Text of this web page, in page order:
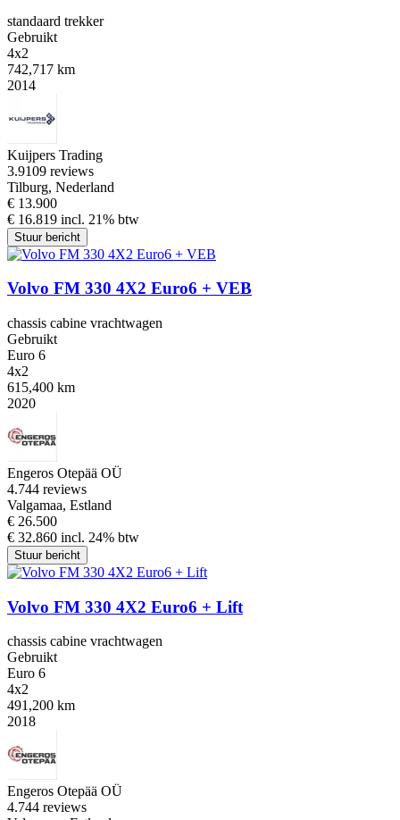
standaard trekker
Gebruikt
4x2
742,717 km
2014
Kuijpers Trading
3.9109 reviews
Tilburg, Nederland
€ 13.900
€ 16.819 incl. 21% btw
Stuur bericht
Volvo FM 330 4X2 Euro6 + VEB
chassis cabine vrachtwagen
Gebruikt
Euro 6
4x2
615,400 km
2020
Engeros Otepää OÜ
4.744 reviews
Valgamaa, Estland
€ 26.500
€ 32.860 incl. 24% btw
Stuur bericht
Volvo FM 330 4X2 Euro6 + Lift
chassis cabine vrachtwagen
Gebruikt
Euro 6
4x2
491,200 km
2018
Engeros Otepää OÜ
4.744 reviews